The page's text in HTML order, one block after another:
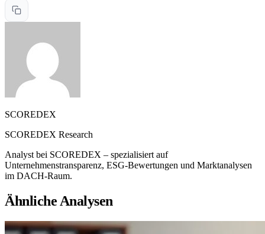
SCOREDEX
SCOREDEX Research
Analyst bei SCOREDEX – spezialisiert auf
Unternehmenstransparenz, ESG-Bewertungen und Marktanalysen
im DACH-Raum.
Ähnliche Analysen